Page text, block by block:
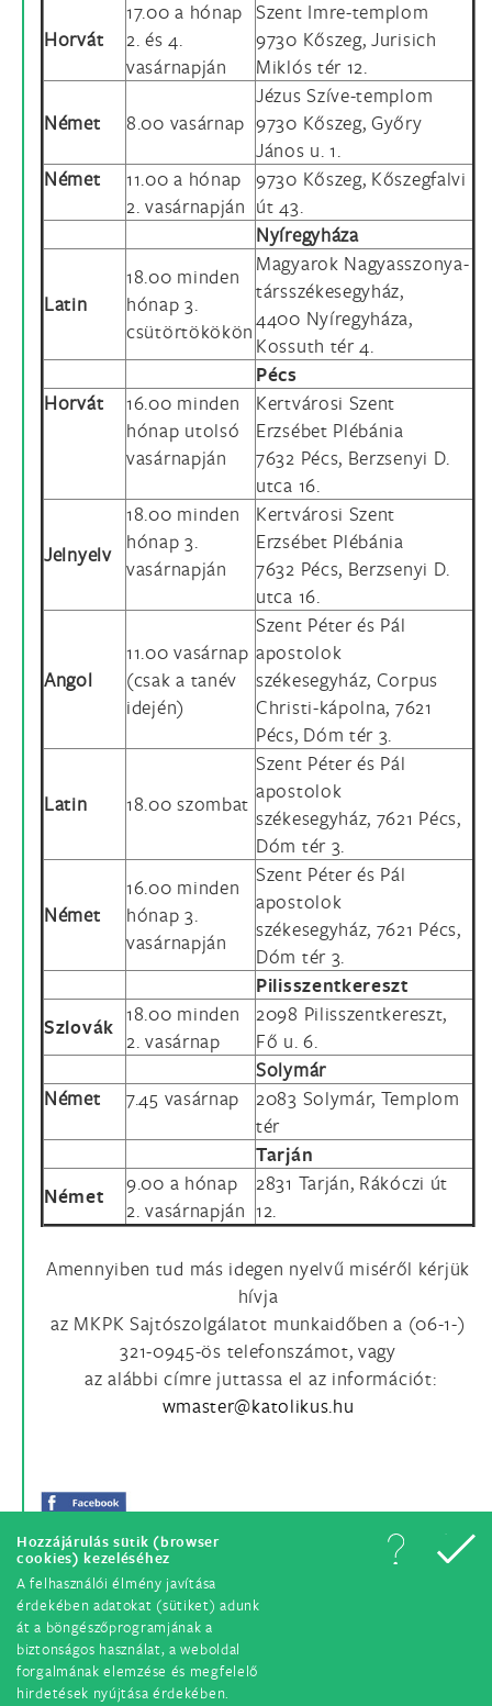
Hozzájárulás sütik (browser
cookies) kezeléséhez
A felhasználói élmény javítása
érdekében adatokat (sütiket) adunk
át a böngészőprogramjának a
biztonságos használat, a weboldal
forgalmának elemzése és megfelelő
hirdetések nyújtása érdekében.
Horvát
17.00 a hónap
2. és 4.
vasárnapján
Szent Imre-templom
9730 Kőszeg, Jurisich
Miklós tér 12.
Német 8.00 vasárnap
Jézus Szíve-templom
9730 Kőszeg, Győry
János u. 1.
Német
11.00 a hónap
2. vasárnapján
9730 Kőszeg, Kőszegfalvi
út 43.
Nyíregyháza
Latin
18.00 minden
hónap 3.
csütörtökökön
Magyarok Nagyasszonya-
társszékesegyház,
4400 Nyíregyháza,
Kossuth tér 4.
Pécs
Horvát
16.00 minden
hónap utolsó
vasárnapján
Kertvárosi Szent
Erzsébet Plébánia
7632 Pécs, Berzsenyi D.
utca 16.
Jelnyelv
18.00 minden
hónap 3.
vasárnapján
Kertvárosi Szent
Erzsébet Plébánia
7632 Pécs, Berzsenyi D.
utca 16.
Angol
11.00 vasárnap
(csak a tanév
idején)
Szent Péter és Pál
apostolok
székesegyház, Corpus
Christi-kápolna, 7621
Pécs, Dóm tér 3.
Latin 18.00 szombat
Szent Péter és Pál
apostolok
székesegyház, 7621 Pécs,
Dóm tér 3.
Német
16.00 minden
hónap 3.
vasárnapján
Szent Péter és Pál
apostolok
székesegyház, 7621 Pécs,
Dóm tér 3.
Pilisszentkereszt
Szlovák
18.00 minden
2. vasárnap
2098 Pilisszentkereszt,
Fő u. 6.
Solymár
Német
7.45 vasárnap
2083 Solymár, Templom
tér
Tarján
Német
9.00 a hónap
2. vasárnapján
2831 Tarján, Rákóczi út
12.
Amennyiben tud más idegen nyelvű miséről kérjük
hívja
az MKPK Sajtószolgálatot munkaidőben a (06-1-)
321-0945-ös telefonszámot, vagy
az alábbi címre juttassa el az információt:
© Minden jog fenntartva. 2018.